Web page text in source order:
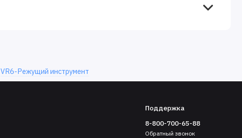
VR6-Режущий инструмент
Поддержка
8-800-700-65-88
Обратный звонок